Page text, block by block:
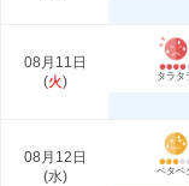
08月11日
(火) タラタ
08月12日
(水) ベタベ